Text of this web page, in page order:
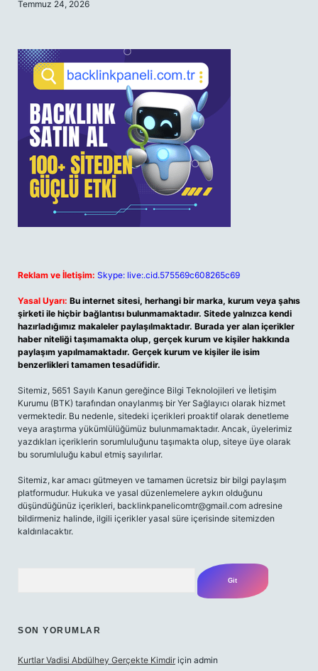
Temmuz 24, 2026
Reklam ve İletişim: Skype: live:.cid.575569c608265c69
Yasal Uyarı: Bu internet sitesi, herhangi bir marka, kurum veya şahıs
şirketi ile hiçbir bağlantısı bulunmamaktadır. Sitede yalnızca kendi
hazırladığımız makaleler paylaşılmaktadır. Burada yer alan içerikler
haber niteliği taşımamakta olup, gerçek kurum ve kişiler hakkında
paylaşım yapılmamaktadır. Gerçek kurum ve kişiler ile isim
benzerlikleri tamamen tesadüfidir.
Sitemiz, 5651 Sayılı Kanun gereğince Bilgi Teknolojileri ve İletişim
Kurumu (BTK) tarafından onaylanmış bir Yer Sağlayıcı olarak hizmet
vermektedir. Bu nedenle, sitedeki içerikleri proaktif olarak denetleme
veya araştırma yükümlülüğümüz bulunmamaktadır. Ancak, üyelerimiz
yazdıkları içeriklerin sorumluluğunu taşımakta olup, siteye üye olarak
bu sorumluluğu kabul etmiş sayılırlar.
Sitemiz, kar amacı gütmeyen ve tamamen ücretsiz bir bilgi paylaşım
platformudur. Hukuka ve yasal düzenlemelere aykırı olduğunu
düşündüğünüz içerikleri, backlinkpanelicomtr@gmail.com adresine
bildirmeniz halinde, ilgili içerikler yasal süre içerisinde sitemizden
kaldırılacaktır.
SON YORUMLAR
Kurtlar Vadisi Abdülhey Gerçekte Kimdir için admin